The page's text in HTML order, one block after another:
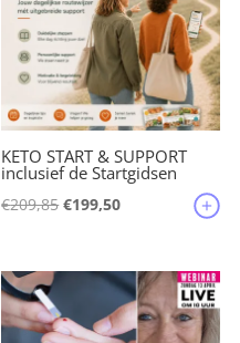
KETO START & SUPPORT
inclusief de Startgidsen
€209,85Oorspronkelijke
€209,85.
€199,50Huidige
€199,50.